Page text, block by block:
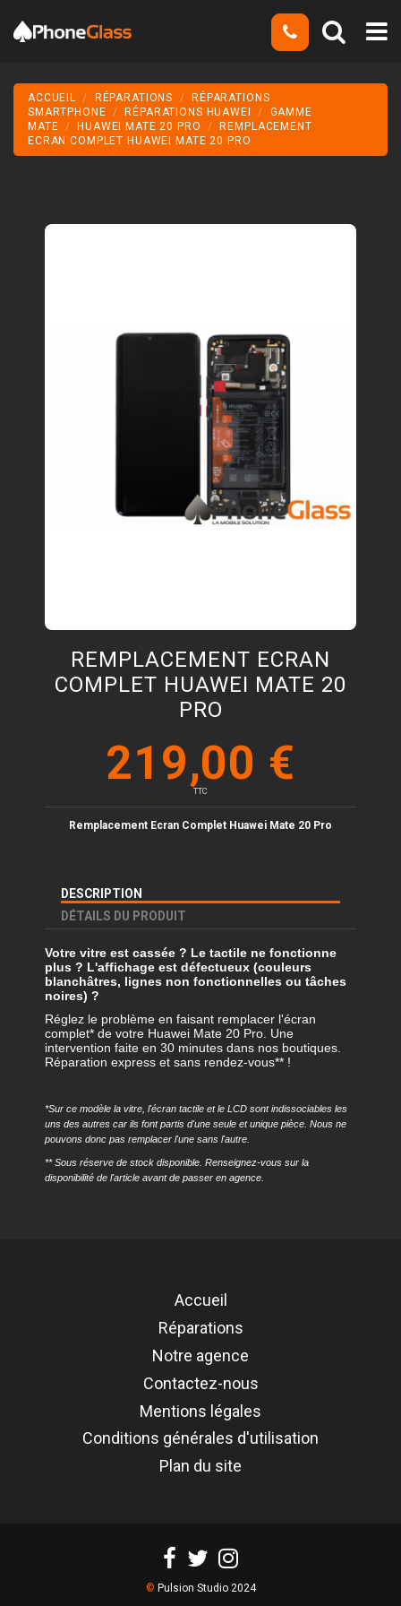
ACCUEIL RÉPARATIONS
RÉPARATIONS
SMARTPHONE
RÉPARATIONS HUAWEI
GAMME
MATE
HUAWEI MATE 20 PRO
REMPLACEMENT
ECRAN COMPLET HUAWEI MATE 20 PRO
REMPLACEMENT ECRAN
COMPLET HUAWEI MATE 20
PRO
219,00 €
TTC
Remplacement Ecran Complet Huawei Mate 20 Pro
DESCRIPTION
DÉTAILS DU PRODUIT
Votre vitre est cassée ? Le tactile ne fonctionne
plus ? L'affichage est défectueux (couleurs
blanchâtres, lignes non fonctionnelles ou tâches
noires) ?
Réglez le problème en faisant remplacer l'écran
complet* de votre Huawei Mate 20 Pro. Une
intervention faite en 30 minutes dans nos boutiques.
Réparation express et sans rendez-vous** !
*Sur ce modèle la vitre, l'écran tactile et le LCD sont indissociables les
uns des autres car ils font partis d'une seule et unique pièce. Nous ne
pouvons donc pas remplacer l'une sans l'autre.
** Sous réserve de stock disponible. Renseignez-vous sur la
disponibilité de l'article avant de passer en agence.
Accueil
Réparations
Notre agence
Contactez-nous
Mentions légales
Conditions générales d'utilisation
Plan du site
© Pulsion Studio 2024